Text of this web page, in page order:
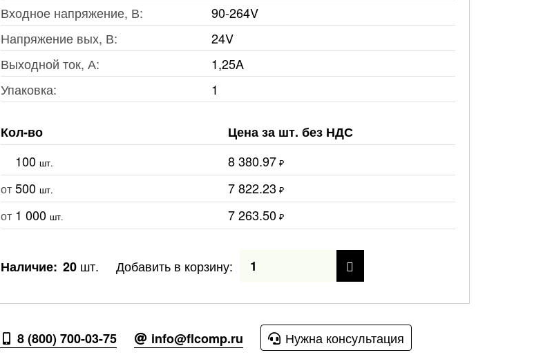
Входное напряжение, В:
90-264V
Напряжение вых, В:
24V
Выходной ток, А:
1,25A
Упаковка:
1
Кол-во
Цена за шт. без НДС
100 шт. 8 380.97₽
от500 шт. 7 822.23 ₽
от1 000 шт. 7 263.50₽
Наличие: 20шт. Добавить в корзину:
8 (800) 700-03-75 info@flcomp.ru
Нужна консультация